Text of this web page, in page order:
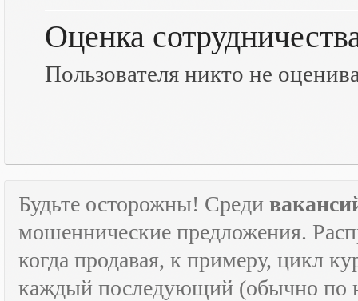
Оценка
Пользователя никто не
Будьте осторожны! Среди
мошеннические предложения.
когда продавая, к примеру, цикл
каждый последующий (обычно по